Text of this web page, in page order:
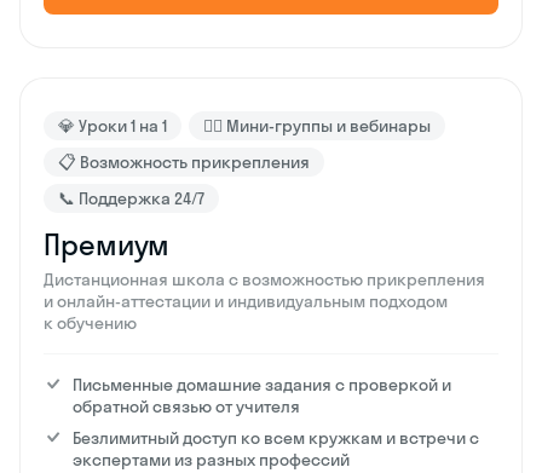
💎 Уроки 1 на 1
🙋‍♂️ Мини-группы и вебинары
📋 Возможность прикрепления
📞 Поддержка 24/7
Премиум
Дистанционная школа с возможностью прикрепления
и онлайн-аттестации и индивидуальным подходом
к обучению
Письменные домашние задания с проверкой и
обратной связью от учителя
Безлимитный доступ ко всем кружкам и встречи с
экспертами из разных профессий